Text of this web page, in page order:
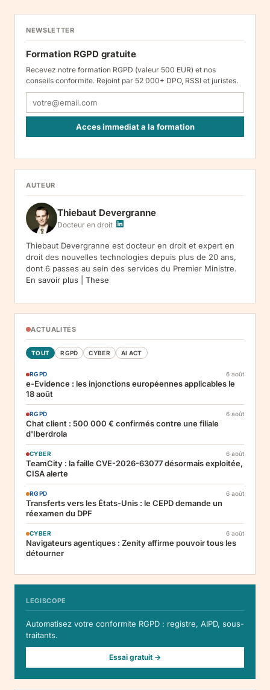
NEWSLETTER
Formation RGPD gratuite
Recevez notre formation RGPD (valeur 500 EUR) et nos
conseils conformite. Rejoint par 52 000+ DPO, RSSI et juristes.
Acces immediat a la formation
05120, Lituanie. Finalite : inscription a la newsletter et reception
de nos communications. Base legale : consentement (art. 6.1.a
(hebergement), Amazon SES (envoi des emails). Conservation :
jusqu'a desinscription. Droits : acces, rectification, effacement,
limitation, opposition, portabilite -- exercez vos droits via notre
Reclamation :.
AUTEUR
Thiebaut Devergranne
Docteur en droit
Thiebaut Devergranne est docteur en droit et expert en
droit des nouvelles technologies depuis plus de 20 ans,
dont 6 passes au sein des services du Premier Ministre.
En savoir plus
These
ACTUALITÉS
TOUT RGPD CYBER AI ACT
RGPD 6 août
e-Evidence : les injonctions européennes applicables le
18 août
RGPD 6 août
Chat client : 500 000 € confirmés contre une filiale
d'Iberdrola
CYBER 6 août
TeamCity : la faille CVE-2026-63077 désormais exploitée,
CISA alerte
RGPD 6 août
Transferts vers les États-Unis : le CEPD demande un
réexamen du DPF
CYBER 6 août
Navigateurs agentiques : Zenity affirme pouvoir tous les
détourner
LEGISCOPE
Automatisez votre conformite RGPD : registre, AIPD, sous-
traitants.
Essai gratuit →